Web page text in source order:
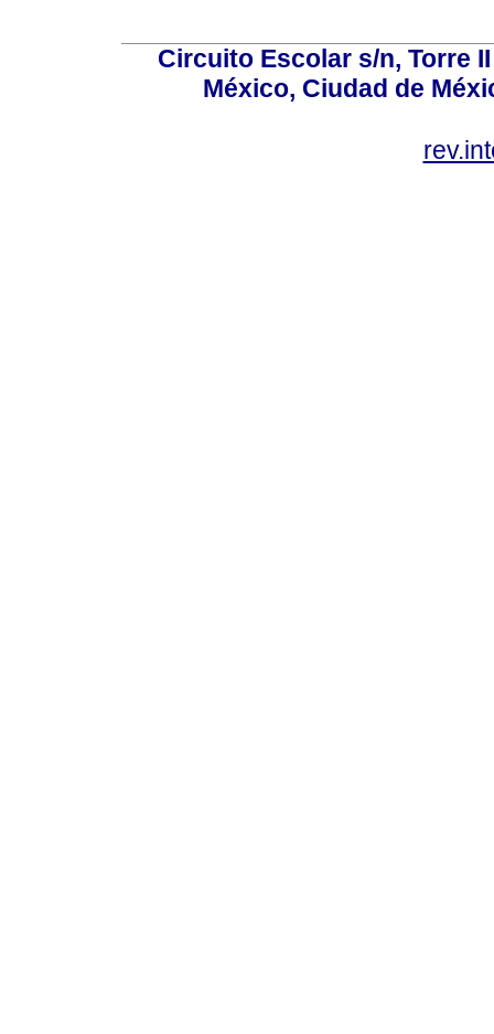
Circuito Escolar s/n, Torre
México, Ciudad de